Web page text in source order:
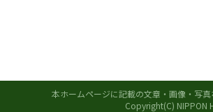
本ホームページに記載の文章・画像・写
Copyright(C) NIPPON